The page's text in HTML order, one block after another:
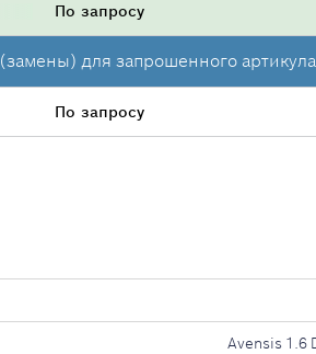
По запросу
для запрошенного артикула
По запросу
Avensis 1.6